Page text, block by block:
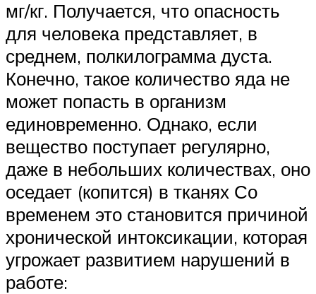
мг/кг. Получается, что опасность
для человека представляет, в
среднем, полкилограмма дуста.
Конечно, такое количество яда не
может попасть в организм
единовременно. Однако, если
вещество поступает регулярно,
даже в небольших количествах, оно
оседает (копится) в тканях Со
временем это становится причиной
хронической интоксикации, которая
угрожает развитием нарушений в
работе: